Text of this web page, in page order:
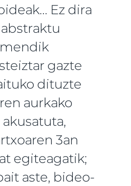
Ez dira
gazte
dituzte
aurkako
3an
egiteagatik;
aste, bideo-